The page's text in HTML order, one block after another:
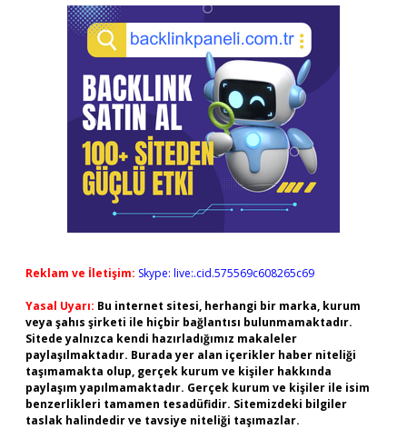
Reklam ve İletişim: Skype: live:.cid.575569c608265c69
Yasal Uyarı: Bu internet sitesi, herhangi bir marka, kurum
veya şahıs şirketi ile hiçbir bağlantısı bulunmamaktadır.
Sitede yalnızca kendi hazırladığımız makaleler
paylaşılmaktadır. Burada yer alan içerikler haber niteliği
taşımamakta olup, gerçek kurum ve kişiler hakkında
paylaşım yapılmamaktadır. Gerçek kurum ve kişiler ile isim
benzerlikleri tamamen tesadüfidir. Sitemizdeki bilgiler
taslak halindedir ve tavsiye niteliği taşımazlar.